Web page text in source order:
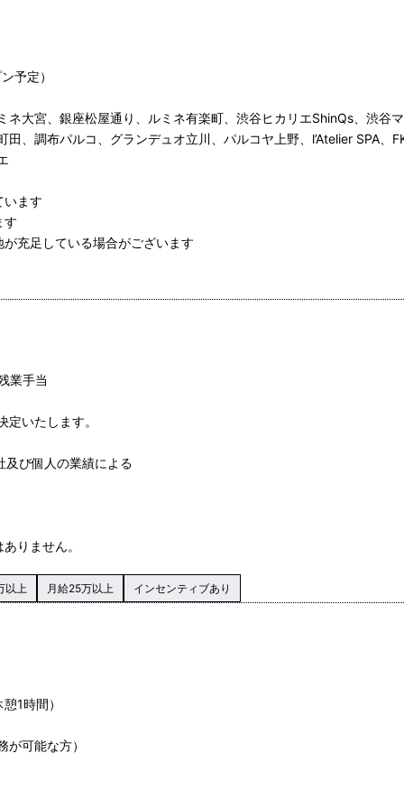
予定）
ネ大宮、銀座松屋通り、ルミネ有楽町、渋谷ヒカリエShinQs、渋谷
田、調布パルコ、グランデュオ立川、パルコヤ上野、l’Atelier SPA、
います
す
充足している場合がございます
業手当
定いたします。
及び個人の業績による
りません。
以上 月給25万以上 インセンティブあり
1時間）
が可能な方）